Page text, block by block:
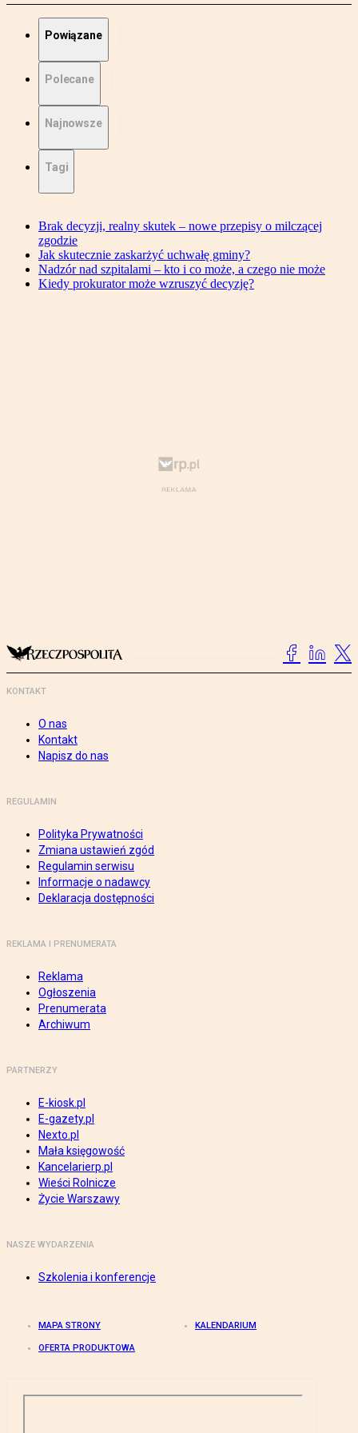
Powiązane
Polecane
Najnowsze
Tagi
Brak decyzji, realny skutek – nowe przepisy o milczącej
zgodzie
Jak skutecznie zaskarżyć uchwałę gminy?
Nadzór nad szpitalami – kto i co może, a czego nie może
Kiedy prokurator może wzruszyć decyzję?
KONTAKT
O nas
Kontakt
Napisz do nas
REGULAMIN
Polityka Prywatności
Zmiana ustawień zgód
Regulamin serwisu
Informacje o nadawcy
Deklaracja dostępności
REKLAMA I PRENUMERATA
Reklama
Ogłoszenia
Prenumerata
Archiwum
PARTNERZY
E-kiosk.pl
E-gazety.pl
Nexto.pl
Mała księgowość
Kancelarierp.pl
Wieści Rolnicze
Życie Warszawy
NASZE WYDARZENIA
Szkolenia i konferencje
MAPA STRONY KALENDARIUM
OFERTA PRODUKTOWA